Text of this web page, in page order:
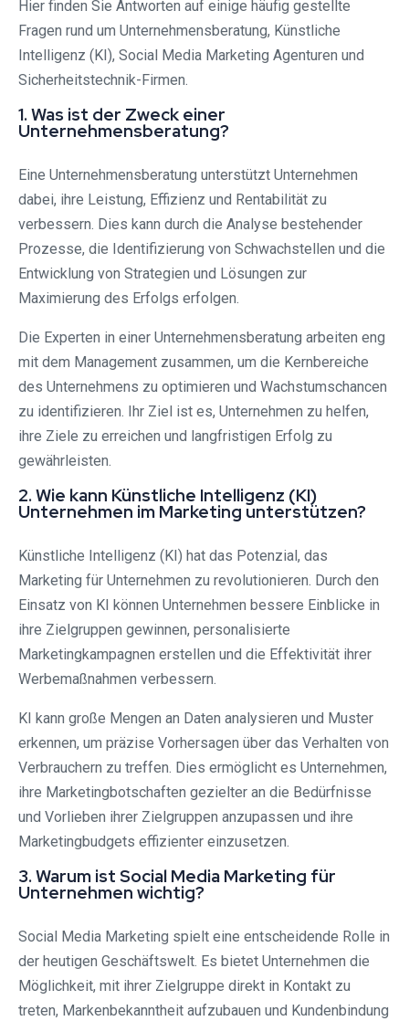
Hier finden Sie Antworten auf einige häufig gestellte
Fragen rund um Unternehmensberatung, Künstliche
Intelligenz (KI), Social Media Marketing Agenturen und
Sicherheitstechnik-Firmen.
1. Was ist der Zweck einer
Unternehmensberatung?
Eine Unternehmensberatung unterstützt Unternehmen
dabei, ihre Leistung, Effizienz und Rentabilität zu
verbessern. Dies kann durch die Analyse bestehender
Prozesse, die Identifizierung von Schwachstellen und die
Entwicklung von Strategien und Lösungen zur
Maximierung des Erfolgs erfolgen.
Die Experten in einer Unternehmensberatung arbeiten eng
mit dem Management zusammen, um die Kernbereiche
des Unternehmens zu optimieren und Wachstumschancen
zu identifizieren. Ihr Ziel ist es, Unternehmen zu helfen,
ihre Ziele zu erreichen und langfristigen Erfolg zu
gewährleisten.
2. Wie kann Künstliche Intelligenz (KI)
Unternehmen im Marketing unterstützen?
Künstliche Intelligenz (KI) hat das Potenzial, das
Marketing für Unternehmen zu revolutionieren. Durch den
Einsatz von KI können Unternehmen bessere Einblicke in
ihre Zielgruppen gewinnen, personalisierte
Marketingkampagnen erstellen und die Effektivität ihrer
Werbemaßnahmen verbessern.
KI kann große Mengen an Daten analysieren und Muster
erkennen, um präzise Vorhersagen über das Verhalten von
Verbrauchern zu treffen. Dies ermöglicht es Unternehmen,
ihre Marketingbotschaften gezielter an die Bedürfnisse
und Vorlieben ihrer Zielgruppen anzupassen und ihre
Marketingbudgets effizienter einzusetzen.
3. Warum ist Social Media Marketing für
Unternehmen wichtig?
Social Media Marketing spielt eine entscheidende Rolle in
der heutigen Geschäftswelt. Es bietet Unternehmen die
Möglichkeit, mit ihrer Zielgruppe direkt in Kontakt zu
treten, Markenbekanntheit aufzubauen und Kundenbindung